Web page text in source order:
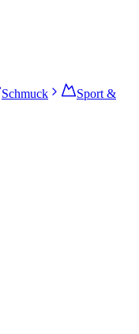
Schmuck
Sport &